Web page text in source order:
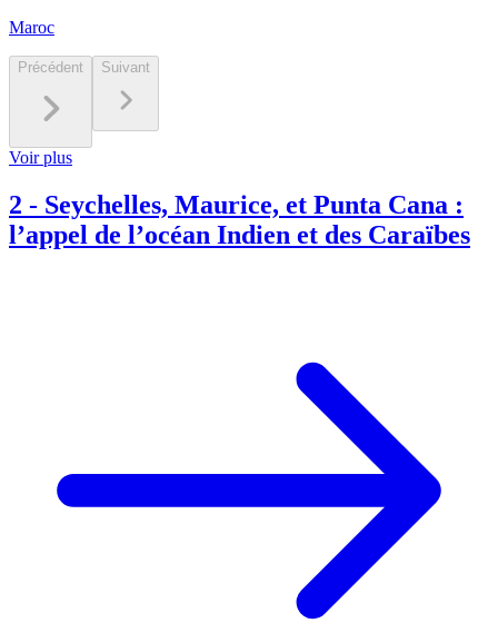
Maroc
Précédent Suivant
Voir plus
2 - Seychelles, Maurice, et Punta Cana :
l’appel de l’océan Indien et des Caraïbes